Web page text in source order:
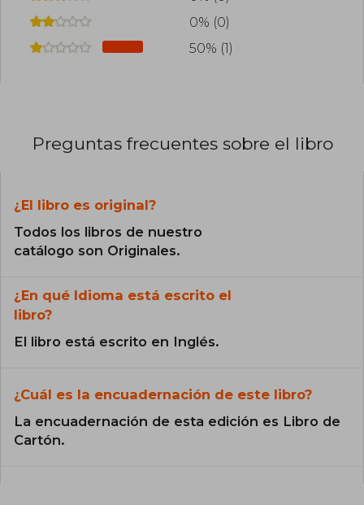
enseñanza central que la creatividad es una de
las fuerzas más poderosas para transformar la
0% (0)
50% (1)
Preguntas frecuentes sobre el libro
¿El libro es original?
Todos los libros de nuestro
catálogo son Originales.
¿En qué Idioma está escrito el
libro?
El libro está escrito en Inglés.
¿Cuál es la encuadernación de este libro?
La encuadernación de esta edición es Libro de
Cartón.